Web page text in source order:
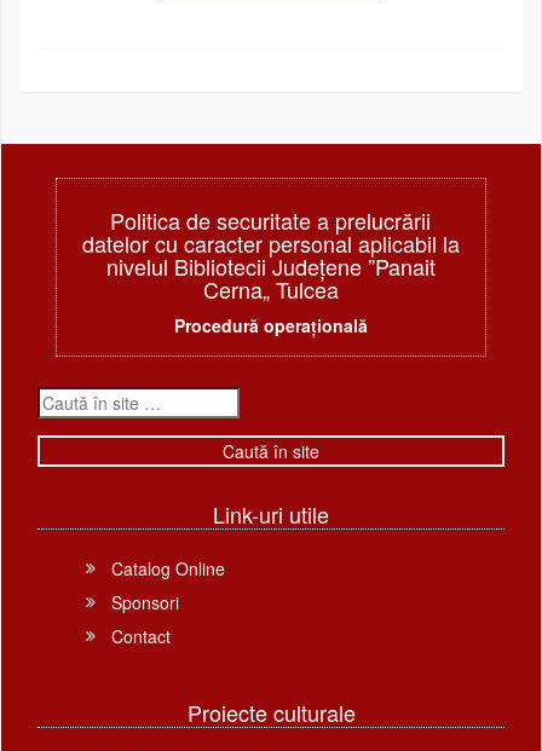
Politica de securitate a prelucrării
datelor cu caracter personal aplicabil la
nivelul Bibliotecii Judeţene ”Panait
Cerna„ Tulcea
Procedură operațională
Link-uri utile
Catalog Online
Sponsori
Contact
Proiecte culturale